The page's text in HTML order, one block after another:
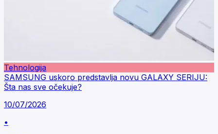
Tehnologija
SAMSUNG uskoro predstavlja novu GALAXY SERIJU:
Šta nas sve očekuje?
10/07/2026
•